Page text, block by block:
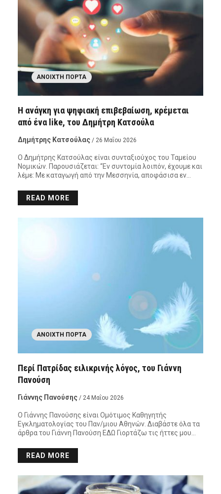
ΑΝΟΙΧΤΉ ΠΌΡΤΑ
Η ανάγκη για ψηφιακή επιβεβαίωση, κρέμεται
από ένα like, του Δημήτρη Κατσούλα
Δημήτρης Κατσούλας / 26 Μαΐου 2026
Ο Δημήτρης Κατσούλας είναι συνταξιούχος του Ταμείου
Νομικών. Παρουσιάζεται: “Εν συντομία λοιπόν, έχουμε και
λέμε: Με καταγωγή από την Μεσσηνία, αποφάσισα εν…
READ MORE
ΑΝΟΙΧΤΉ ΠΌΡΤΑ
Περί Πατρίδας ειλικρινής λόγος, του Γιάννη
Πανούση
Γιάννης Πανούσης / 24 Μαΐου 2026
Ο Γιάννης Πανούσης είναι Ομότιμος Καθηγητής
Εγκληματολογίας του Παν/μιου Αθηνών. Διαβάστε όλα τα
άρθρα του Γιάννη Πανούση ΕΔΩ Γιορτάζω τις ήττες μου…
READ MORE